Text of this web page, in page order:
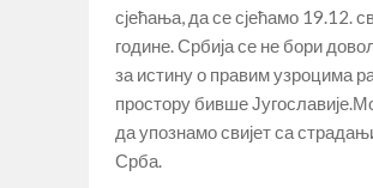
сјећања, да се сјећамо 19.12.
године. Србија се не бори
за истину о правим узроцима
простору бивше
да упознамо свијет са
Срба.